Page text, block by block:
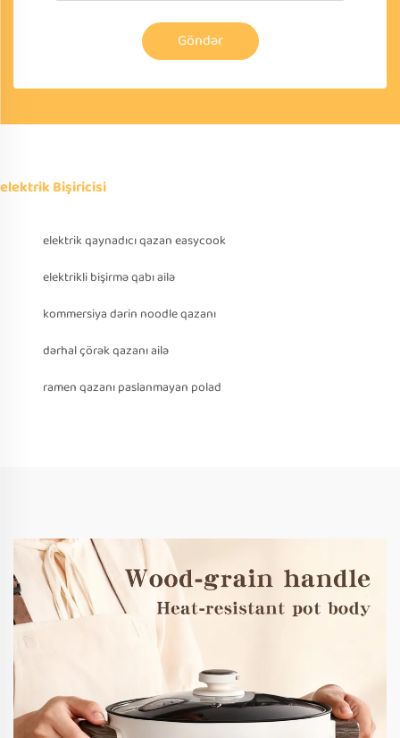
Göndər
elektrik Bişiricisi
elektrik qaynadıcı qazan easycook
elektrikli bişirmə qabı ailə
kommersiya dərin noodle qazanı
dərhal çörək qazanı ailə
ramen qazanı paslanmayan polad